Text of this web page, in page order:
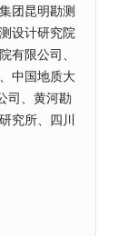
团昆明勘测
设计研究院
有限公司、
中国地质大
司、黄河勘
究所、四川